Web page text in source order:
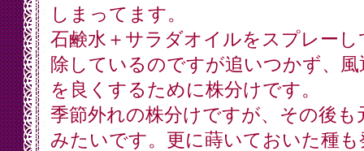
しまってます。
石鹸水＋サラダオイルをスプレーし
除しているのですが追いつかず、風
を良くするために株分けです。
季節外れの株分けですが、その後も
みたいです。更に蒔いておいた種も